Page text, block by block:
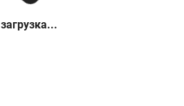
загрузка...